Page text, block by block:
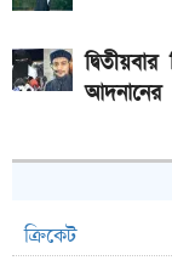
আদনানের
ক্রিকেট